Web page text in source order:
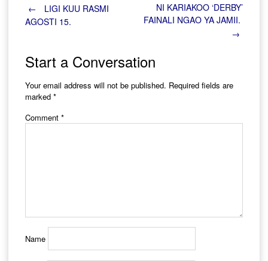
Post
navigation
←
LIGI KUU RASMI
AGOSTI 15.
NI KARIAKOO ‘DERBY’
FAINALI NGAO YA JAMII.
→
Start a Conversation
Your email address will not be published. Required fields are
marked *
Comment *
Name